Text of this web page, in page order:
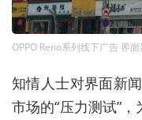
OPPO Reno系列线下广告 界
知情人士对界面新
市场的“压力测试”